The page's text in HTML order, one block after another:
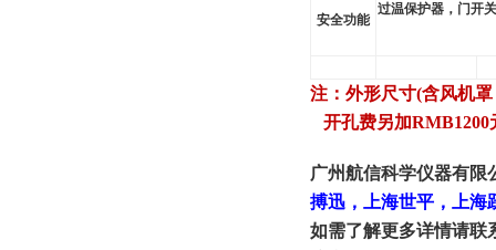
安全功能
过温保护器，门开
注：外形尺寸(含风机
开孔费另加RMB1200
广州航信科学仪器有限
搏迅，上海世平，上海
如需了解更多详情请联